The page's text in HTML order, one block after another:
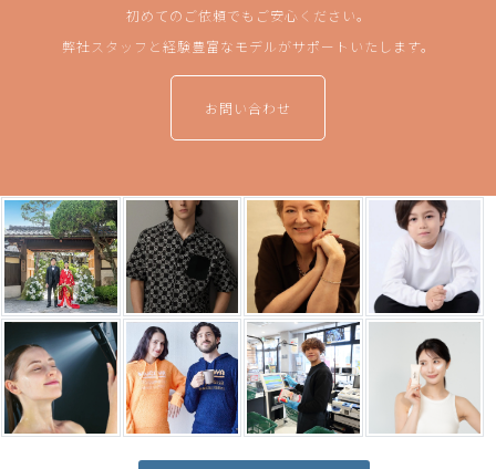
初めてのご依頼でもご安心ください。
弊社スタッフと経験豊富なモデルがサポートいたします。
お問い合わせ